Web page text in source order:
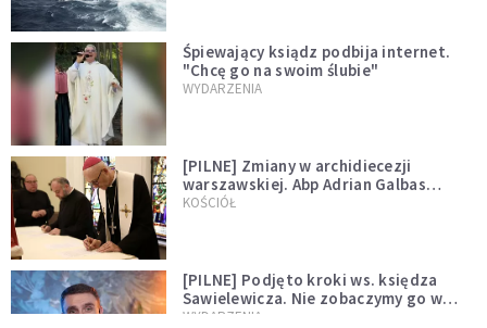
Śpiewający ksiądz podbija internet.
"Chcę go na swoim ślubie"
WYDARZENIA
[PILNE] Zmiany w archidiecezji
warszawskiej. Abp Adrian Galbas
wręczył dekrety nowym proboszczom
KOŚCIÓŁ
[PILNE] Podjęto kroki ws. księdza
Sawielewicza. Nie zobaczymy go w
mediach
WYDARZENIA